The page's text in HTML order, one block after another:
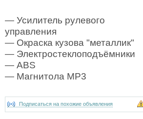
— Усилитель рулевого
управления
— Окраска кузова "металлик"
— Электростеклоподъёмники
— ABS
— Магнитола MP3
Подписаться на похожие объявления